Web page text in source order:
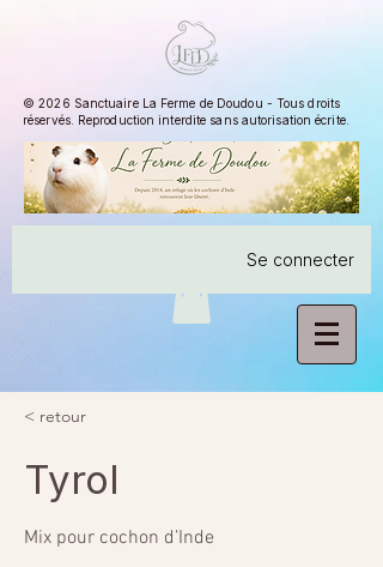
© 2026 Sanctuaire La Ferme de Doudou - Tous droits
réservés. Reproduction interdite sans autorisation écrite.
Se connecter
< retour
Tyrol
Mix pour cochon d’Inde